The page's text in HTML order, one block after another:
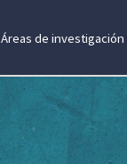
Áreas de investigación